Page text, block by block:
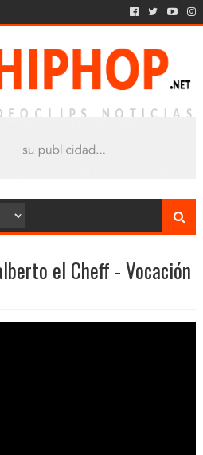
el Cheff - Vocación